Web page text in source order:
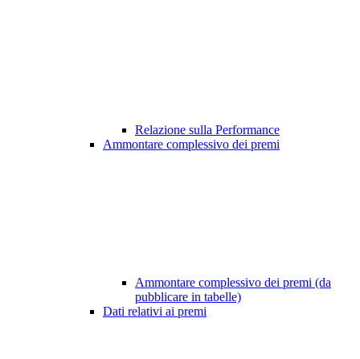
Relazione sulla Performance
Ammontare complessivo dei premi
Ammontare complessivo dei premi (da
pubblicare in tabelle)
Dati relativi ai premi